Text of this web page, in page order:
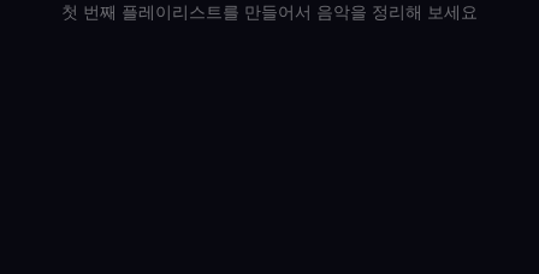
첫 번째 플레이리스트를 만들어서 음악을 정리해 보세요